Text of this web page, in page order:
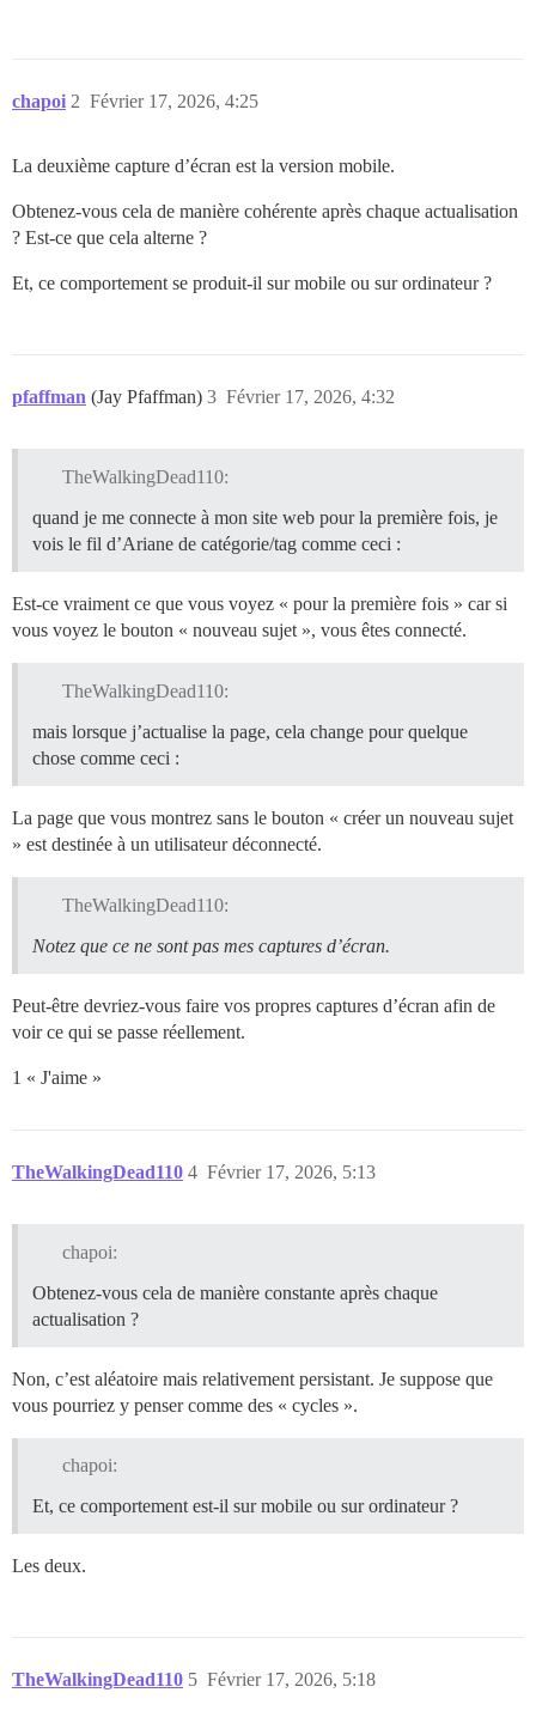
<svg class="fa d-icon d-icon-angle-right svg-icon
--></div>
</details>
<!--
-->
    <li>
<!--
-->
<span class="list-control-toggle-
    </use></svg>
<!--
    <li>
      <!--
  </ul>
<div class="navigation-controls">
  <div class="row dismiss-container-top"><!--
--></div>
<!--
<!--
-->
<button class="btn no-text btn-icon d-combo-
      ​
    </span>
-->
chapoi Février 17, 2026, 4:25
2
La deuxième capture d’écran est la version mobile.
Obtenez-vous cela de manière cohérente après chaque actualisation
? Est-ce que cela alterne ?
Et, ce comportement se produit-il sur mobile ou sur ordinateur ?
pfaffman (Jay Pfaffman) Février 17, 2026, 4:32
3
TheWalkingDead110:
quand je me connecte à mon site web pour la première fois, je
vois le fil d’Ariane de catégorie/tag comme ceci :
Est-ce vraiment ce que vous voyez « pour la première fois » car si
vous voyez le bouton « nouveau sujet », vous êtes connecté.
TheWalkingDead110:
mais lorsque j’actualise la page, cela change pour quelque
chose comme ceci :
La page que vous montrez sans le bouton « créer un nouveau sujet
» est destinée à un utilisateur déconnecté.
TheWalkingDead110:
Notez que ce ne sont pas mes captures d’écran.
Peut-être devriez-vous faire vos propres captures d’écran afin de
voir ce qui se passe réellement.
1 « J'aime »
TheWalkingDead110 Février 17, 2026, 5:13
4
chapoi:
Obtenez-vous cela de manière constante après chaque
actualisation ?
Non, c’est aléatoire mais relativement persistant. Je suppose que
vous pourriez y penser comme des « cycles ».
chapoi:
Et, ce comportement est-il sur mobile ou sur ordinateur ?
Les deux.
TheWalkingDead110 Février 17, 2026, 5:18
5